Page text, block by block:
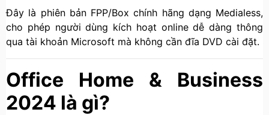
Đây là phiên bản FPP/Box chính hãng dạng Medialess,
cho phép người dùng kích hoạt online dễ dàng thông
qua tài khoản Microsoft mà không cần đĩa DVD cài đặt.
Office Home & Business
2024 là gì?